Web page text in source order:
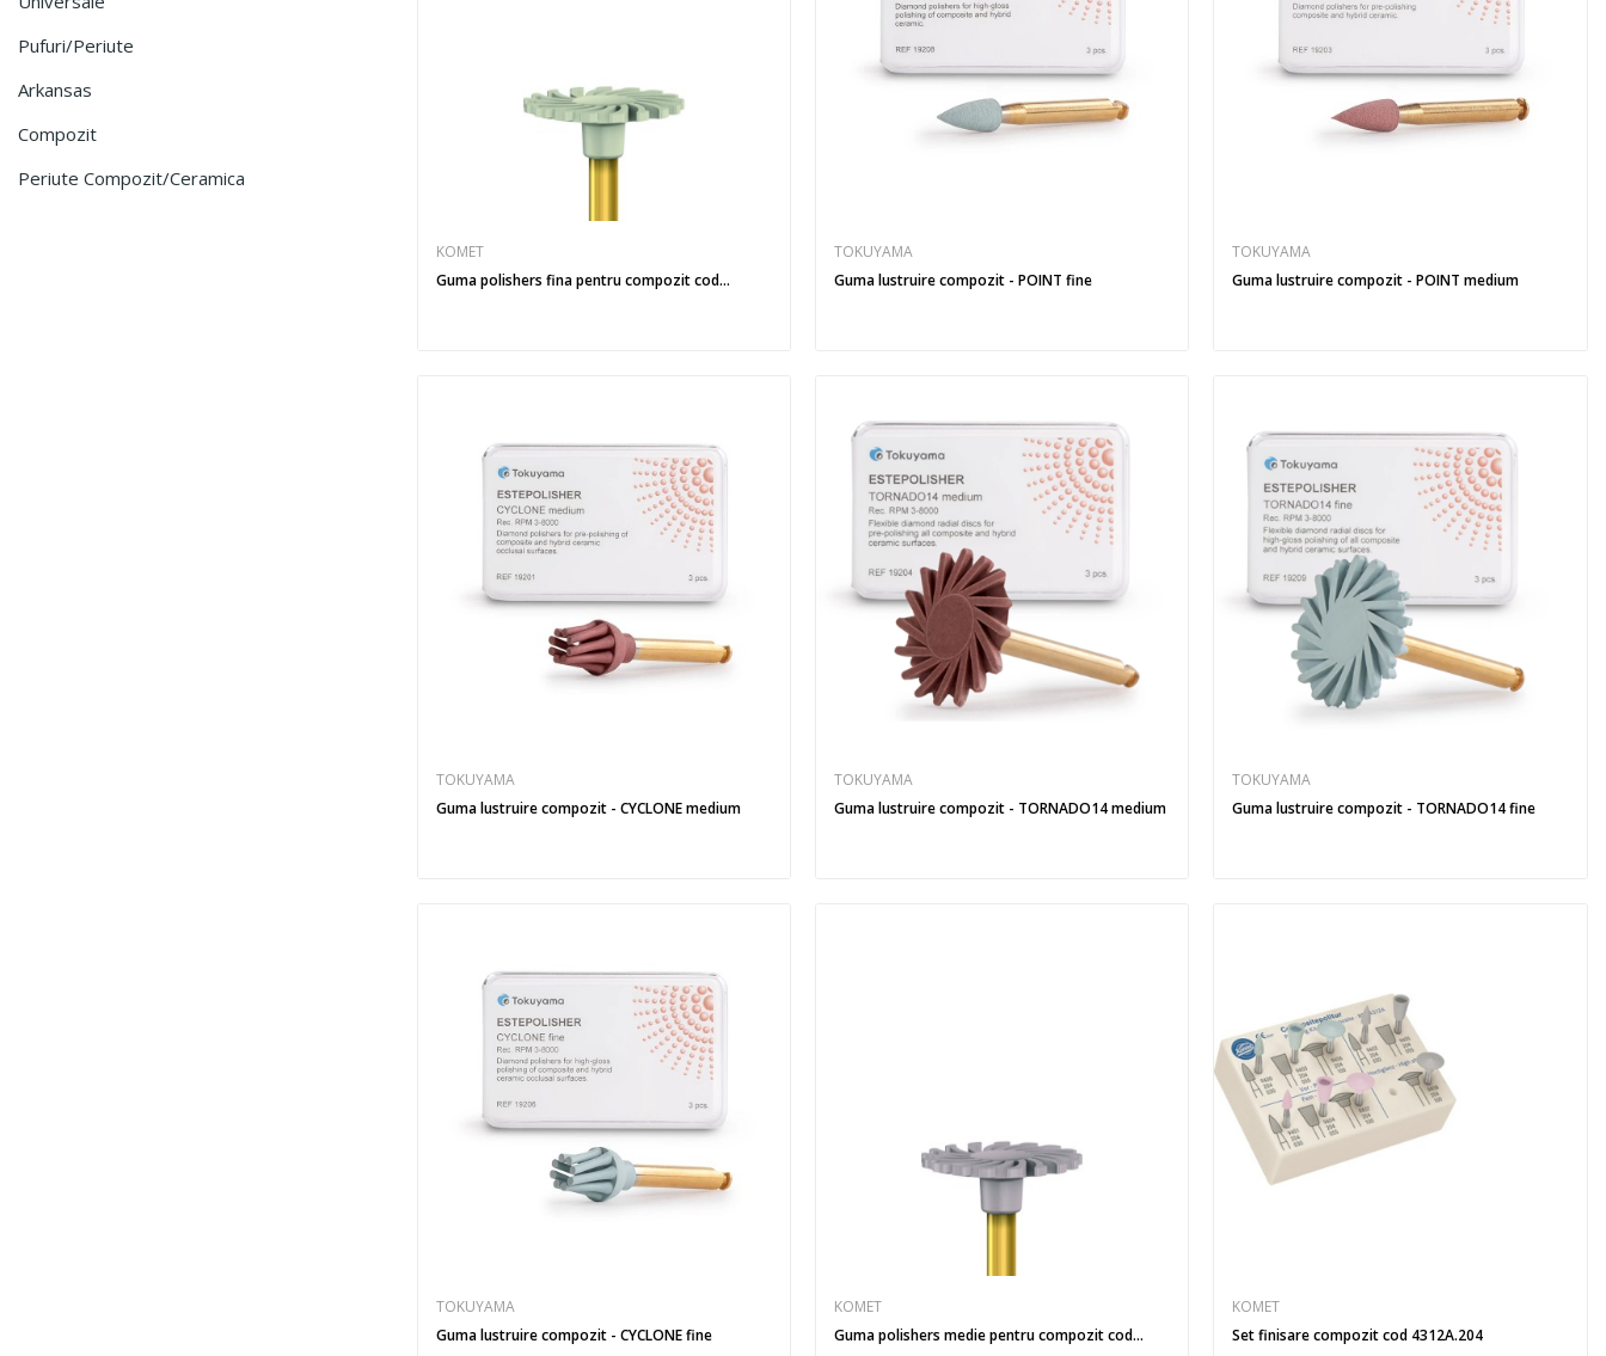
Pufuri/periute
Arkansas
Compozit
Periute Compozit/ceramica
KOMET
Guma polishers fina pentru compozit cod...
TOKUYAMA
Guma lustruire compozit - POINT fine
TOKUYAMA
Guma lustruire compozit - POINT medium
TOKUYAMA
Guma lustruire compozit - CYCLONE medium
TOKUYAMA
Guma lustruire compozit - TORNADO14 medium
TOKUYAMA
Guma lustruire compozit - TORNADO14 fine
TOKUYAMA
Guma lustruire compozit - CYCLONE fine
KOMET
Guma polishers medie pentru compozit cod...
KOMET
Set finisare compozit cod 4312A.204